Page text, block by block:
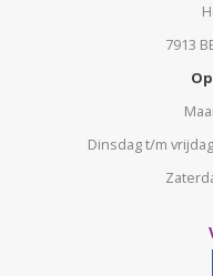
7913
Dinsdag t/m